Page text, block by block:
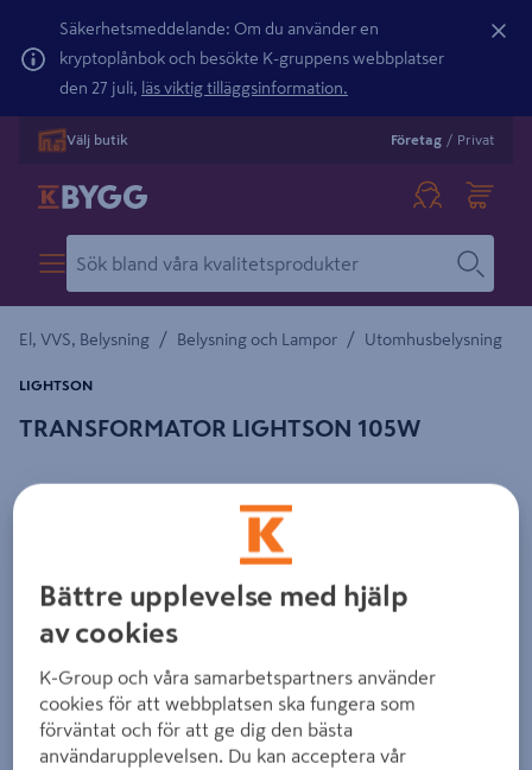
Säkerhetsmeddelande: Om du använder en
kryptoplånbok och besökte K-gruppens webbplatser
den 27 juli, läs viktig tilläggsinformation.
Välj butik Företag / Privat
El, VVS, Belysning / Belysning och Lampor / Utomhusbelysning
TRANSFORMATOR LIGHTSON 105W
LIGHTSON
Föregående
Bättre upplevelse med hjälp
av cookies
K-Group och våra samarbetspartners använder
cookies för att webbplatsen ska fungera som
förväntat och för att ge dig den bästa
användarupplevelsen. Du kan acceptera vår